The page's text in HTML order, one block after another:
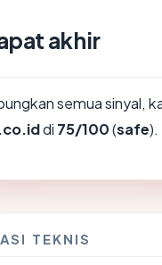
akhir
semua sinyal,
di 75/100(safe).
TEKNIS